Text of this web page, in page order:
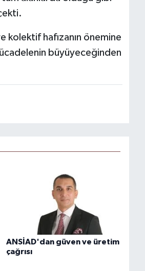
kolektif hafızanın önemine
büyüyeceğinden
ANSİAD'dan güven ve üretim
çağrısı